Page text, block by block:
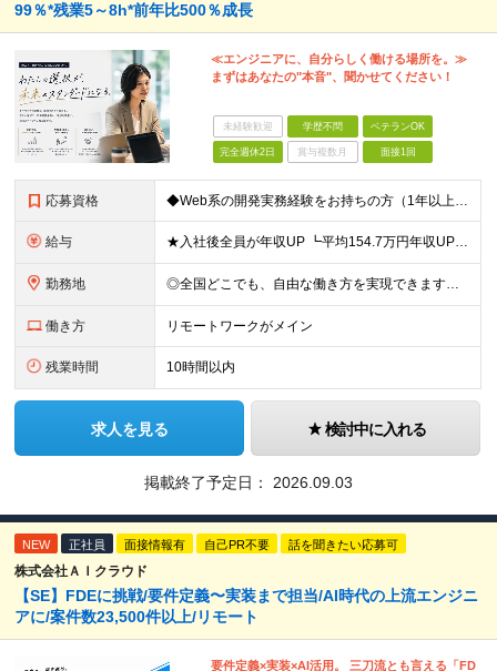
99％*残業5～8h*前年比500％成長
≪エンジニアに、自分らしく働ける場所を。≫
まずはあなたの"本音"、聞かせてください！
未経験歓迎 学歴不問 ベテランOK
完全週休2日 賞与複数月 面接1回
応募資格 ◆Web系の開発実務経験をお持ちの方（1年以上） ◆学歴不問 ◆既卒・第二新卒OK ☆Tech Labの事業内容、ビジョンに共感できる⽅はぜひご応募ください！ ☆意欲重視の採用です！ 「経歴に自信が
給与 ★入社後全員が年収UP ┗平均154.7万円年収UP！ ┗最大380万円UPの実績もあり 月給35万円～100万円＋決算賞与＋各種手当 【 給与イメージ 】 ◆経験1年以上…月給35万円～＋決算賞
勤務地 ◎全国どこでも、自由な働き方を実現できます！ 全国のプロジェクト先やフルリモート環境での勤務も可能です。 ＼自由度の高い働き方、叶えます／ ・フルリモートで働きたい ・ハイブリットに働きたい ・家庭
働き方 リモートワークがメイン
残業時間 10時間以内
求人を見る 検討中に入れる
掲載終了予定日： 2026.09.03
NEW 正社員 面接情報有 自己PR不要 話を聞きたい応募可
株式会社ＡＩクラウド
【SE】FDEに挑戦/要件定義〜実装まで担当/AI時代の上流エンジニ
アに/案件数23,500件以上/リモート
要件定義×実装×AI活用。 三刀流とも言える「FD